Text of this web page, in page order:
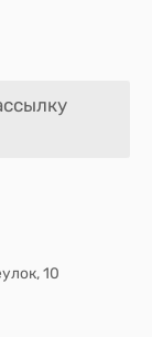
10